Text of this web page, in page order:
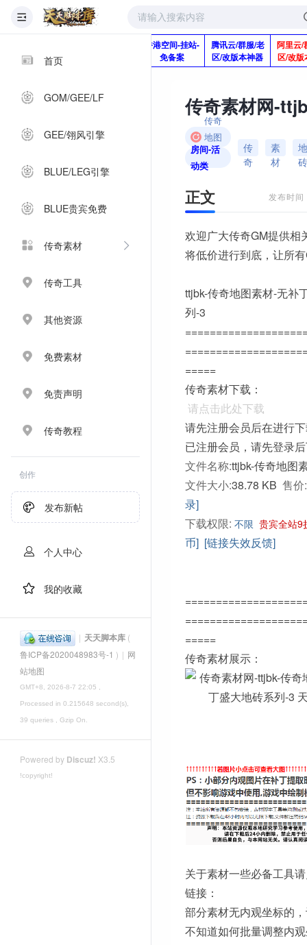
首页
GOM/GEE/LF
GEE/翎风引擎
BLUE/LEG引擎
BLUE贵宾免费
传奇素材
传奇工具
其他资源
免费素材
免责声明
传奇教程
创作
发布新帖
个人中心
我的收藏
| 天天脚本库 (
鲁ICP备2020048983号-1 ) | 网
站地图
GMT+8, 2026-8-7 22:05 ,
Processed in 0.215648 second(s),
39 queries , Gzip On.
Powered by Discuz! X3.5
!copyright!
Q920992345
香港空间-挂站-
免备案
腾讯云/群服/老
区/改版本神器
阿里云/
区/改版
传奇
地图
素材
房间-活
动类
传
奇
素
材
地
砖
正文 发布时
欢迎广大传奇GM提供相
将低价进行到底，让所
ttjbk-传奇地图素材-无补
列-3
=====
传奇素材下载：
请点击此处下载
请先注册会员后在进行
已注册会员，请先登录
文件名称:ttjbk-传奇地图
文件大小:38.78 KB 售价:
录]
下载权限: 不限 贵宾全站9
币] [链接失效反馈]
=====
传奇素材展示：
关于素材一些必备工具
链接：
部分素材无内观坐标的
不知道如何批量调整内